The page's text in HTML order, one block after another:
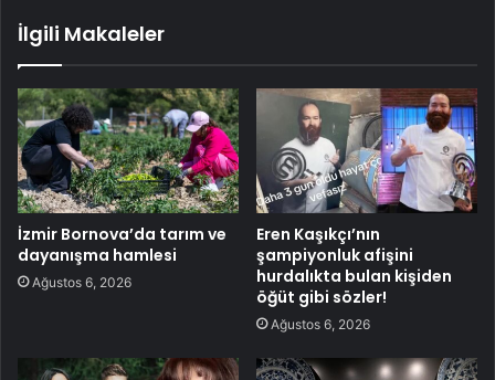
İlgili Makaleler
İzmir Bornova’da tarım ve
dayanışma hamlesi
Ağustos 6, 2026
Eren Kaşıkçı’nın
şampiyonluk afişini
hurdalıkta bulan kişiden
öğüt gibi sözler!
Ağustos 6, 2026